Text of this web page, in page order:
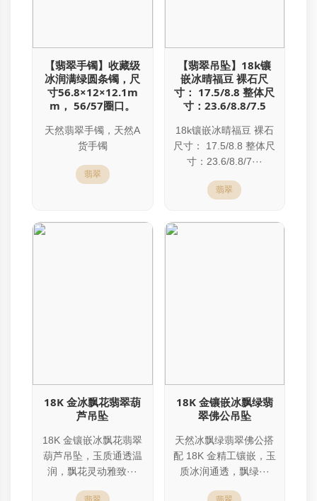
【翡翠手镯】收藏级
冰润满绿圆条镯，尺
寸56.8×12×12.1m
m， 56/57圈口。
天然翡翠手镯，天然A
货手镯
翡翠
【翡翠吊坠】18k镶
嵌冰晴福豆 裸石尺
寸： 17.5/8.8 整体尺
寸：23.6/8.8/7.5
18k镶嵌冰晴福豆 裸石
尺寸： 17.5/8.8 整体尺
寸：23.6/8.8/7···
翡翠
18K 金冰飘花翡翠葫
芦吊坠
18K 金镶嵌冰飘花翡翠
葫芦吊坠，玉质通透温
润，飘花灵动雅致···
18K 金镶嵌冰飘绿翡
翠佛公吊坠
天然冰飘绿翡翠佛公搭
配 18K 金精工镶嵌，玉
质冰润通透，飘绿···